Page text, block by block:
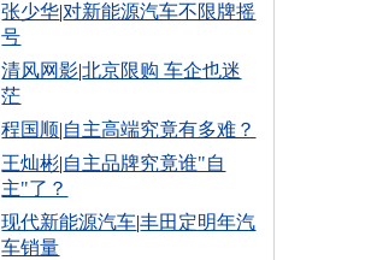
张少华|对新能源汽车不限牌摇
号
清风网影|北京限购 车企也迷
茫
程国顺|自主高端究竟有多难？
王灿彬|自主品牌究竟谁"自
主"了？
现代新能源汽车|丰田定明年汽
车销量